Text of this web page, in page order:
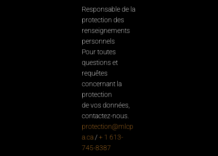
Responsable de la
protection des
renseignements
personnels
Pour toutes
questions et
requêtes
concernant la
protection
de vos données,
contactez-nous.
protection@mlcp
a.ca /+ 1 613-
745-8387